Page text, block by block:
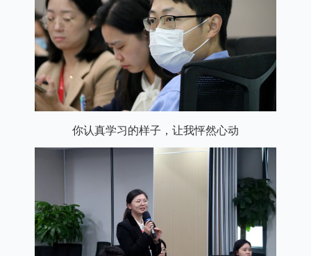
你认真学习的样子，让我怦然心动